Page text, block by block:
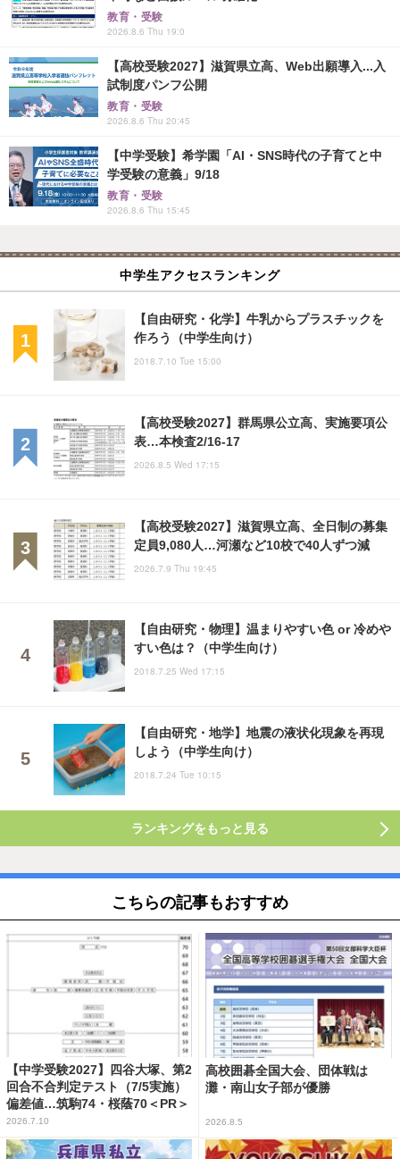
教育・受験
2026.8.6 Thu 19:0
【高校受験2027】滋賀県立高、Web出願導入...入
試制度パンフ公開
教育・受験
2026.8.6 Thu 20:45
【中学受験】希学園「AI・SNS時代の子育てと中
学受験の意義」9/18
教育・受験
2026.8.6 Thu 15:45
中学生アクセスランキング
【自由研究・化学】牛乳からプラスチックを
作ろう（中学生向け）
2018.7.10 Tue 15:00
【高校受験2027】群馬県公立高、実施要項公
表…本検査2/16-17
2026.8.5 Wed 17:15
【高校受験2027】滋賀県立高、全日制の募集
定員9,080人…河瀬など10校で40人ずつ減
2026.7.9 Thu 19:45
【自由研究・物理】温まりやすい色 or 冷めや
すい色は？（中学生向け）
2018.7.25 Wed 17:15
【自由研究・地学】地震の液状化現象を再現
しよう（中学生向け）
2018.7.24 Tue 10:15
ランキングをもっと見る
こちらの記事もおすすめ
【中学受験2027】四谷大塚、第2
回合不合判定テスト（7/5実施）
偏差値…筑駒74・桜蔭70＜PR＞
2026.7.10
高校囲碁全国大会、団体戦は
灘・南山女子部が優勝
2026.8.5